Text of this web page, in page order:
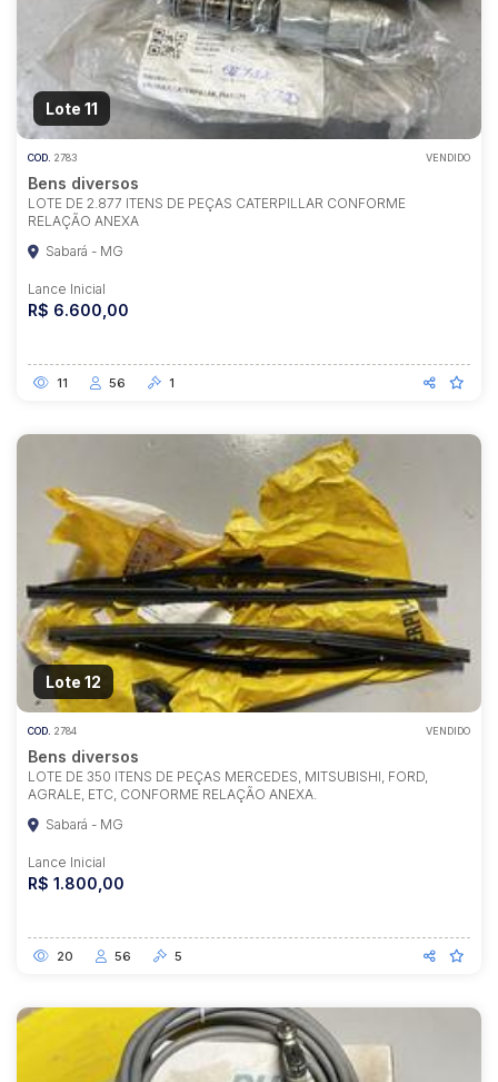
propostas
Lote 11
COD. 2783 VENDIDO
Bens diversos
LOTE DE 2.877 ITENS DE PEÇAS CATERPILLAR CONFORME
RELAÇÃO ANEXA
Sabará - MG
Lance Inicial
R$ 6.600,00
11 56 1
Lote 12
COD. 2784 VENDIDO
Bens diversos
LOTE DE 350 ITENS DE PEÇAS MERCEDES, MITSUBISHI, FORD,
AGRALE, ETC, CONFORME RELAÇÃO ANEXA.
Sabará - MG
Lance Inicial
R$ 1.800,00
20 56 5